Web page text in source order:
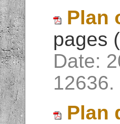
Plan
pages
Date:
12636.
Plan